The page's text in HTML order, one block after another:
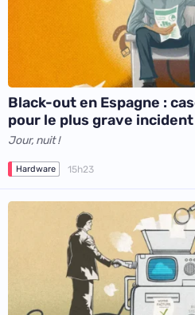
Black-out en Espagne :
pour le plus grave
Jour, nuit !
Hardware 15h23